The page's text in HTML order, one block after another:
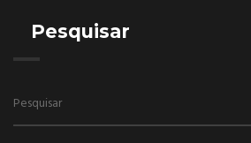
Pesquisar